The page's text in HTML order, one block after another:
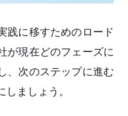
践に移すためのロード
が現在どのフェーズに
、次のステップに進む
ましょう。